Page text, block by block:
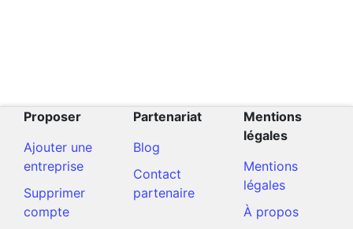
Proposer
Ajouter une
entreprise
Supprimer
compte
Partenariat
Blog
Contact
partenaire
Mentions
légales
Mentions
légales
À propos